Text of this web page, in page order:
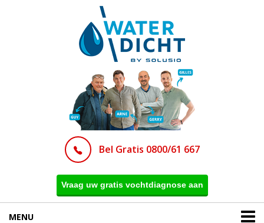
Bel Gratis 0800/61 667
Vraag uw gratis vochtdiagnose aan
MENU